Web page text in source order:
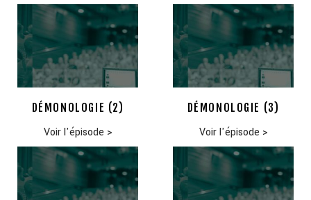
DÉMONOLOGIE (2)
Voir l'épisode >
DÉMONOLOGIE (3)
Voir l'épisode >